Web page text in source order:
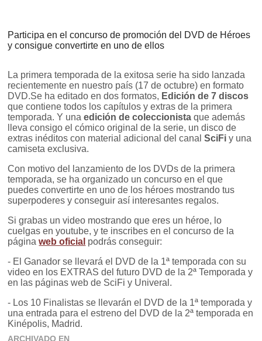
Participa en el concurso de promoción del DVD de Héroes
y consigue convertirte en uno de ellos
La primera temporada de la exitosa serie ha sido lanzada
recientemente en nuestro país (17 de octubre) en formato
DVD.Se ha editado en dos formatos, Edición de 7 discos
que contiene todos los capítulos y extras de la primera
temporada. Y unaedición de coleccionista que además
lleva consigo el cómico original de la serie, un disco de
extras inéditos con material adicional del canalSciFi y una
camiseta exclusiva.
Con motivo del lanzamiento de los DVDs de la primera
temporada, se ha organizado un concurso en el que
puedes convertirte en uno de los héroes mostrando tus
superpoderes y conseguir así interesantes regalos.
Si grabas un video mostrando que eres un héroe, lo
cuelgas en youtube, y te inscribes en el concurso de la
páginaweb oficial podrás conseguir:
- El Ganador se llevará el DVD de la 1ª temporada con su
video en los EXTRAS del futuro DVD de la 2ª Temporada y
en las páginas web de SciFi y Univeral.
- Los 10 Finalistas se llevarán el DVD de la 1ª temporada y
una entrada para el estreno del DVD de la 2ª temporada en
Kinépolis, Madrid.
ARCHIVADO EN